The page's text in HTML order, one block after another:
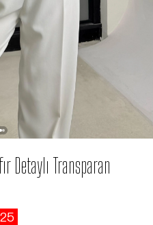
Detaylı Transparan
25